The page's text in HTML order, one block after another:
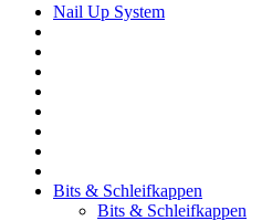
Nail Up System
Bits & Schleifkappen
Bits & Schleifkappen